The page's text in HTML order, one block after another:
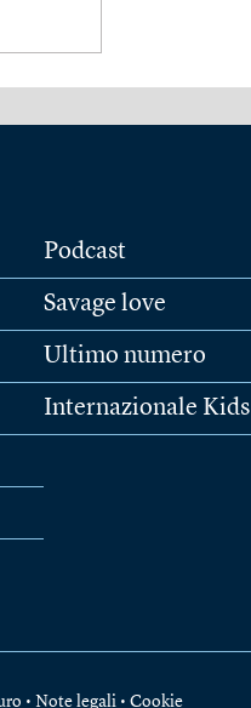
Podcast
Savage love
Ultimo numero
Internazionale Kids
• Note legali • Cookie